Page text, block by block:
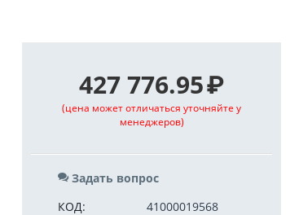
427 776.95₽
(цена может отличаться уточняйте у
менеджеров)
Задать вопрос
КОД:
41000019568